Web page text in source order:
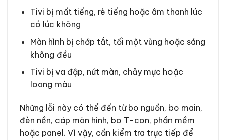
Tivi bị mất tiếng, rè tiếng hoặc âm thanh lúc
có lúc không
Màn hình bị chớp tắt, tối một vùng hoặc sáng
không đều
Tivi bị va đập, nứt màn, chảy mực hoặc
loang màu
Những lỗi này có thể đến từ bo nguồn, bo main,
đèn nền, cáp màn hình, bo T-con, phần mềm
hoặc panel. Vì vậy, cần kiểm tra trực tiếp để